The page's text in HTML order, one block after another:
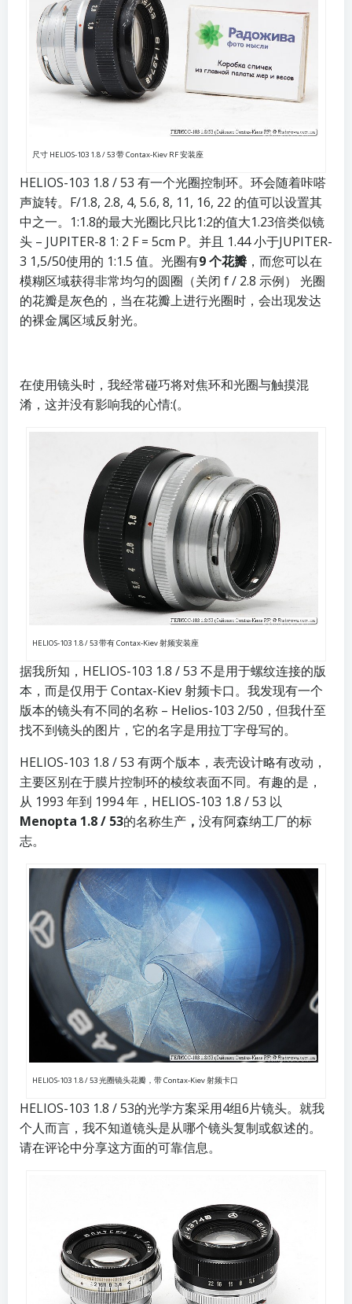
尺寸 HELIOS-103 1.8 / 53 带 Contax-Kiev RF 安装座
HELIOS-103 1.8 / 53 有一个光圈控制环。环会随着咔嗒
声旋转。F/1.8, 2.8, 4, 5.6, 8, 11, 16, 22 的值可以设置其
中之一。1:1.8的最大光圈比只比1:2的值大1.23倍类似镜
头 – JUPITER-8 1: 2 F = 5cm P。并且 1.44 小于JUPITER-
3 1,5/50使用的 1:1.5 值。光圈有9 个花瓣 ，而您可以在
模糊区域获得非常均匀的圆圈（关闭 f / 2.8 示例） 光圈
的花瓣是灰色的，当在花瓣上进行光圈时，会出现发达
的裸金属区域反射光。
在使用镜头时，我经常碰巧将对焦环和光圈与触摸混
淆，这并没有影响我的心情:(。
HELIOS-103 1.8 / 53 带有 Contax-Kiev 射频安装座
据我所知，HELIOS-103 1.8 / 53 不是用于螺纹连接的版
本，而是仅用于 Contax-Kiev 射频卡口。我发现有一个
版本的镜头有不同的名称 – Helios-103 2/50，但我什至
找不到镜头的图片，它的名字是用拉丁字母写的。
HELIOS-103 1.8 / 53 有两个版本，表壳设计略有改动，
主要区别在于膜片控制环的棱纹表面不同。有趣的是，
从 1993 年到 1994 年，HELIOS-103 1.8 / 53 以
Menopta 1.8 / 53的名称生产 ， 没有阿森纳工厂的标
志。
HELIOS-103 1.8 / 53 光圈镜头花瓣，带 Contax-Kiev 射频卡口
HELIOS-103 1.8 / 53的光学方案采用4组6片镜头。就我
个人而言，我不知道镜头是从哪个镜头复制或叙述的。
请在评论中分享这方面的可靠信息。